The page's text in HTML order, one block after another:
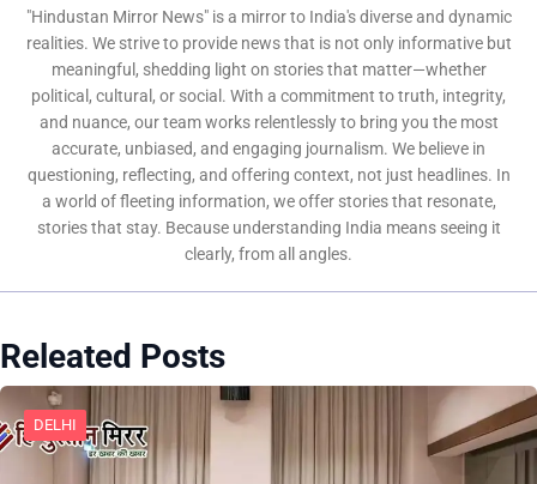
"Hindustan Mirror News" is a mirror to India's diverse and dynamic
realities. We strive to provide news that is not only informative but
meaningful, shedding light on stories that matter—whether
political, cultural, or social. With a commitment to truth, integrity,
and nuance, our team works relentlessly to bring you the most
accurate, unbiased, and engaging journalism. We believe in
questioning, reflecting, and offering context, not just headlines. In
a world of fleeting information, we offer stories that resonate,
stories that stay. Because understanding India means seeing it
clearly, from all angles.
Releated Posts
DELHI